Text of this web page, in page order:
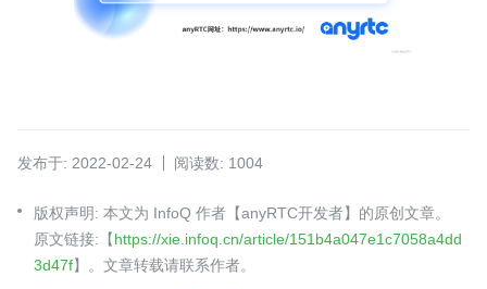
发布于: 2022-02-24 阅读数: 1004
版权声明: 本文为 InfoQ 作者【anyRTC开发者】的原创文章。
原文链接:【https://xie.infoq.cn/article/151b4a047e1c7058a4dd
3d47f】。文章转载请联系作者。